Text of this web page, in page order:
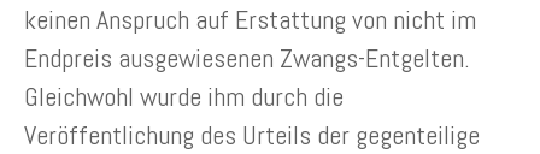
keinen Anspruch auf Erstattung von nicht im
Endpreis ausgewiesenen Zwangs-Entgelten.
Gleichwohl wurde ihm durch die
Veröffentlichung des Urteils der gegenteilige